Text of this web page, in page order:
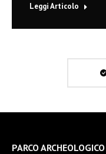
Leggi Articolo
PARCO